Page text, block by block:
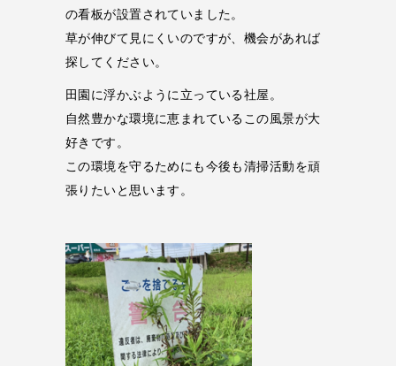
の看板が設置されていました。
草が伸びて見にくいのですが、機会があれば
探してください。
田園に浮かぶように立っている社屋。
自然豊かな環境に恵まれているこの風景が大
好きです。
この環境を守るためにも今後も清掃活動を頑
張りたいと思います。